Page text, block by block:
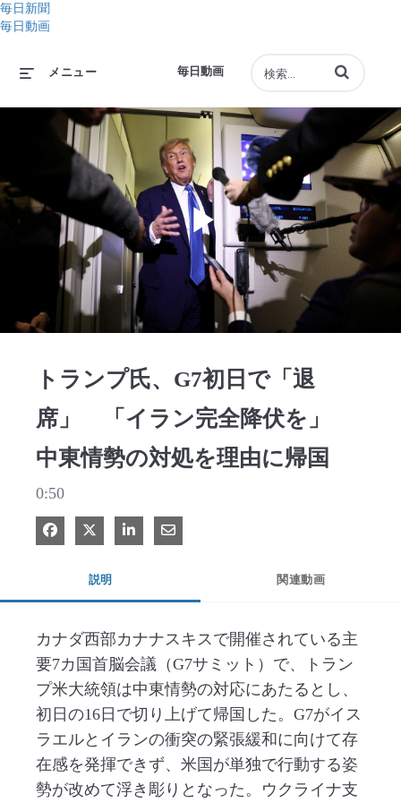
毎日新聞
毎日動画
毎日動画
メニュー 動画の検索語句
Play
トランプ氏、G7初日で「退
席」 「イラン完全降伏を」
中東情勢の対処を理由に帰国
0:50
Facebook で共有
Xで共有する
LinkedIn で共有
電子メールで共有
説明 関連動画
カナダ西部カナナスキスで開催されている主
要7カ国首脳会議（G7サミット）で、トラン
プ米大統領は中東情勢の対応にあたるとし、
初日の16日で切り上げて帰国した。G7がイス
ラエルとイランの衝突の緊張緩和に向けて存
在感を発揮できず、米国が単独で行動する姿
勢が改めて浮き彫りとなった。ウクライナ支